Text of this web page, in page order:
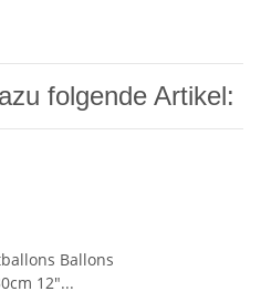
folgende Artikel: